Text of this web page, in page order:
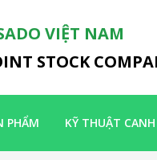
VIỆT NAM
STOCK
PHẨM KỸ THUẬT